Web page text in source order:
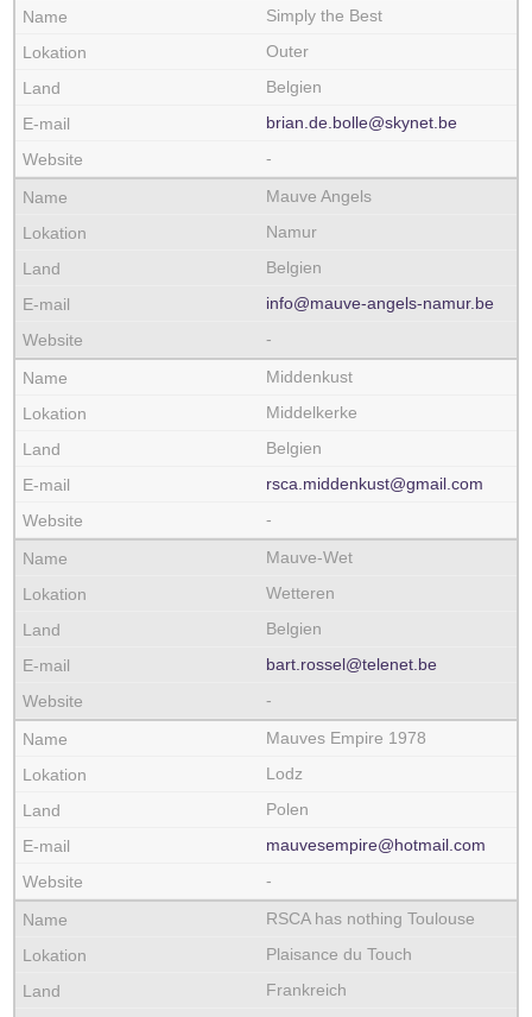
Simply the Best
Outer
Belgien
brian.de.bolle@skynet.be
-
Mauve Angels
Namur
Belgien
info@mauve-angels-namur.be
-
Middenkust
Middelkerke
Belgien
rsca.middenkust@gmail.com
-
Mauve-Wet
Wetteren
Belgien
bart.rossel@telenet.be
-
Mauves Empire 1978
Lodz
Polen
mauvesempire@hotmail.com
-
RSCA has nothing Toulouse
Plaisance du Touch
Frankreich